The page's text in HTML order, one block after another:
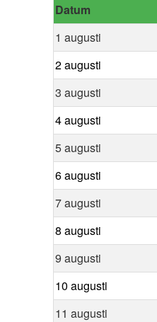
Datum
1 augusti
2 augusti
3 augusti
4 augusti
5 augusti
6 augusti
7 augusti
8 augusti
9 augusti
10 augusti
11 augusti